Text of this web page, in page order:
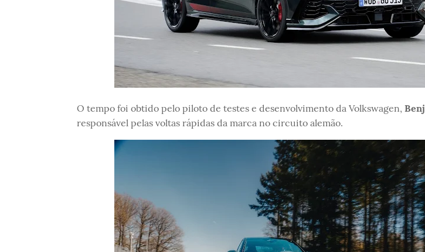
O tempo foi obtido pelo piloto de testes e desenvolvimento da Volkswagen,
responsável pelas voltas rápidas da marca no circuito alemão.